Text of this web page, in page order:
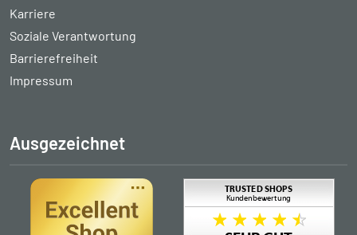
Karriere
Soziale Verantwortung
Barrierefreiheit
Impressum
Ausgezeichnet